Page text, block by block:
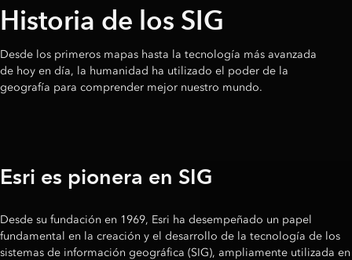
Historia de los SIG
Desde los primeros mapas hasta la tecnología más avanzada
de hoy en día, la humanidad ha utilizado el poder de la
geografía para comprender mejor nuestro mundo.
Esri es pionera en SIG
Desde su fundación en 1969, Esri ha desempeñado un papel
fundamental en la creación y el desarrollo de la tecnología de los
sistemas de información geográfica (SIG), ampliamente utilizada en